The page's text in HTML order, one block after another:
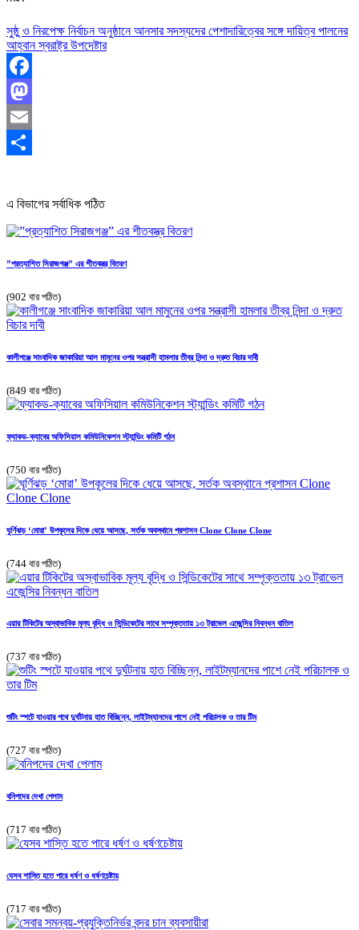
সুষ্ঠু ও নিরপেক্ষ নির্বাচন অনুষ্ঠানে আনসার সদস্যদের পেশাদারিত্বের সঙ্গে দায়িত্ব পালনের
আহ্বান স্বরাষ্ট্র উপদেষ্টার
Facebook
Mastodon
Email
এ বিভাগের সর্বাধিক পঠিত
”প্রত্যাশিত সিরাজগঞ্জ” এর শীতবস্ত্র বিতরণ
(902 বার পঠিত)
কালীগঞ্জে সাংবাদিক জাকারিয়া আল মামুনের ওপর সন্ত্রাসী হামলার তীব্র নিন্দা ও দ্রুত বিচার দাবী
(849 বার পঠিত)
ফ্যাকড-ক্যাবের অফিসিয়াল কমিউনিকেশন স্ট্যান্ডিং কমিটি গঠন
(750 বার পঠিত)
ঘূর্ণিঝড় ‘মোরা’ উপকূলের দিকে ধেয়ে আসছে, সর্তক অবস্থানে প্রশাসন Clone Clone Clone
(744 বার পঠিত)
এয়ার টিকিটের অস্বাভাবিক মূল্য বৃদ্ধি ও সিন্ডিকেটের সাথে সম্পৃক্ততায় ১৩ ট্রাভেল এজেন্সির নিবন্ধন বাতিল
(737 বার পঠিত)
শুটিং স্পটে যাওয়ার পথে দুর্ঘটনায় হাত বিচ্ছিন্ন, লাইটম্যানদের পাশে নেই পরিচালক ও তার টিম
(727 বার পঠিত)
বনিপদের দেখা পেলাম
(717 বার পঠিত)
যেসব শাস্তি হতে পারে ধর্ষণ ও ধর্ষণচেষ্টায়
(717 বার পঠিত)